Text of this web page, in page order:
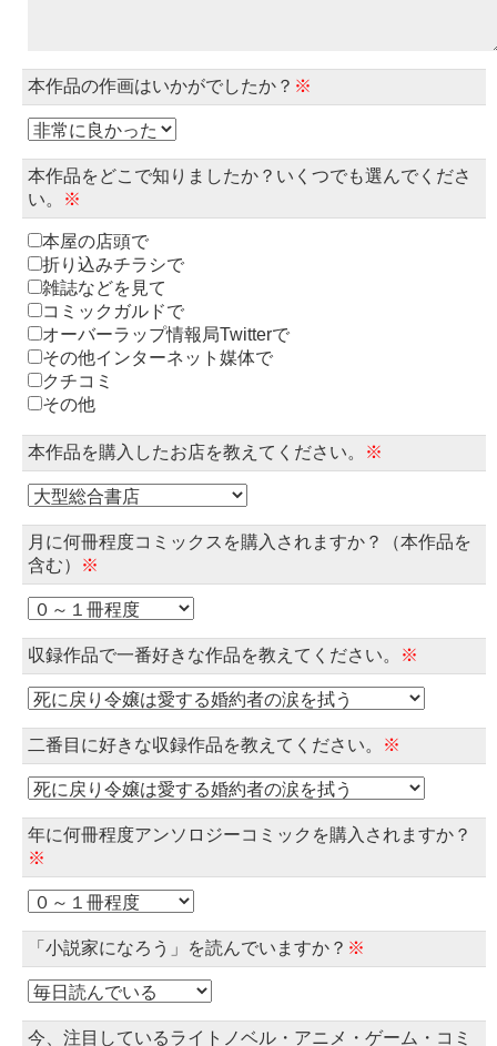
本作品の作画はいかがでしたか？ ※
本作品をどこで知りましたか？いくつでも選んでくださ
い。
※
本屋の店頭で
折り込みチラシで
雑誌などを見て
コミックガルドで
オーバーラップ情報局Twitterで
その他インターネット媒体で
クチコミ
その他
本作品を購入したお店を教えてください。 ※
月に何冊程度コミックスを購入されますか？（本作品を
含む）
※
収録作品で一番好きな作品を教えてください。 ※
二番目に好きな収録作品を教えてください。 ※
年に何冊程度アンソロジーコミックを購入されますか？
※
「小説家になろう」を読んでいますか？ ※
今、注目しているライトノベル・アニメ・ゲーム・コミ